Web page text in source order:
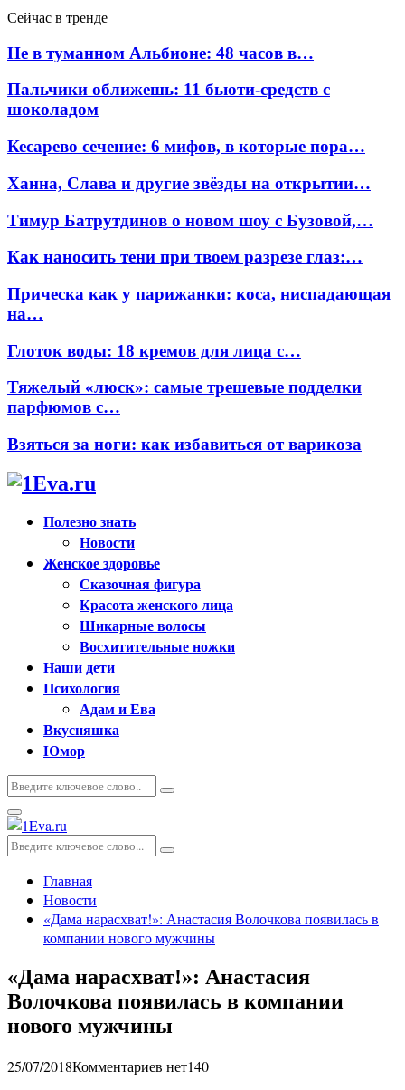
Сейчас в тренде
Не в туманном Альбионе: 48 часов в…
Пальчики оближешь: 11 бьюти-средств с
шоколадом
Кесарево сечение: 6 мифов, в которые пора…
Ханна, Слава и другие звёзды на открытии…
Тимур Батрутдинов о новом шоу с Бузовой,…
Как наносить тени при твоем разрезе глаз:…
Прическа как у парижанки: коса, ниспадающая
на…
Глоток воды: 18 кремов для лица с…
Тяжелый «люск»: самые трешевые подделки
парфюмов с…
Взяться за ноги: как избавиться от варикоза
Полезно знать
Новости
Женское здоровье
Сказочная фигура
Красота женского лица
Шикарные волосы
Восхитительные ножки
Наши дети
Психология
Адам и Ева
Вкусняшка
Юмор
Искать:
Поиск
Основное
меню
Искать:
Поиск
Главная
Новости
«Дама нарасхват!»: Анастасия Волочкова появилась в
компании нового мужчины
«Дама нарасхват!»: Анастасия
Волочкова появилась в компании
нового мужчины
25/07/2018Комментариев нет140